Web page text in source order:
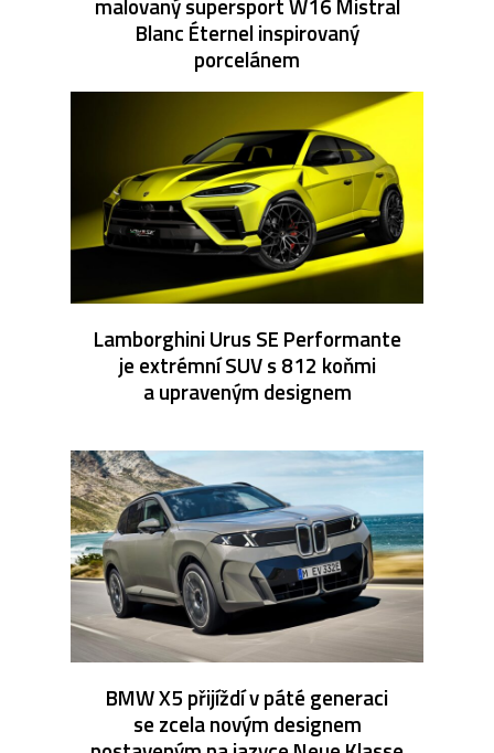
Blanc Éternel inspirovaný
porcelánem
Lamborghini Urus SE Performante
je extrémní SUV s 812 koňmi
a upraveným designem
BMW X5 přijíždí v páté generaci
se zcela novým designem